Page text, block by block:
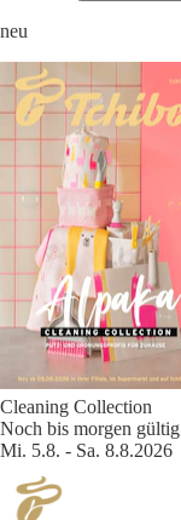
neu
Cleaning Collection
Noch bis morgen gültig
Mi. 5.8. - Sa. 8.8.2026